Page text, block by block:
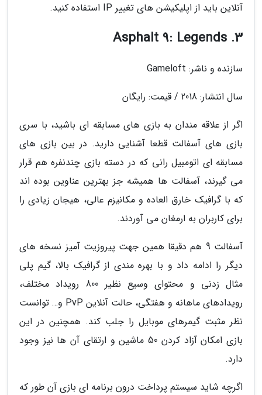
آنلاین باید از اپلیکیشن های تغییر IP استفاده کنید.
3. Asphalt 9: Legends
سازنده و ناشر: Gameloft
سال انتشار: 2018 / قیمت: رایگان
اگر از علاقه مندان به بازی های مسابقه ای باشید، با سری
بازی های آسفالت قطعا آشنایی دارید. در بین بازی های
مسابقه ای اتومبیل رانی که در دسته بازی چندنفره هم قرار
می گیرند، آسفالت ها همیشه جز بهترین عناوین بوده اند
که با گرافیک خارق العاده و مکانیزم عالی، هیجان زیادی را
برای کاربران به ارمغان می آوردند.
آسفالت 9 هم دقیقا همین جهت پیروزیت آمیز نسخه های
دیگر را ادامه داد و با بهره مندی از گرافیک بالا، گیم پلی
مثال زدنی و محتوای وسیع نظیر 800 رویداد مختلف،
رویدادهای ماهانه و هفتگی، حالت آنلاین PvP و… توانست
نظر مثبت گیمرهای موبایل را جلب کند. همچنین در این
بازی امکان آزاد کردن 50 ماشین و ارتقای آن ها نیز وجود
دارد.
اگرچه شاید سیستم پرداخت درون برنامه ای بازی آن طور که